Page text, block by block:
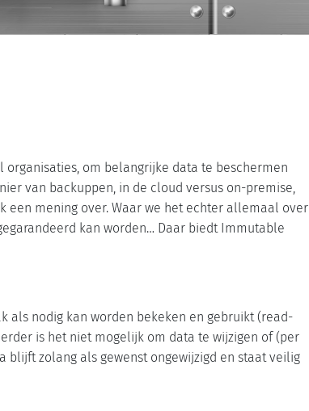
om belangrijke data te beschermen
van backuppen, in de cloud versus on-premise,
een mening over. Waar we het echter allemaal over
kan worden… Daar biedt Immutable
als nodig kan worden bekeken en gebruikt (read-
is het niet mogelijk om data te wijzigen of (per
blijft zolang als gewenst ongewijzigd en staat veilig